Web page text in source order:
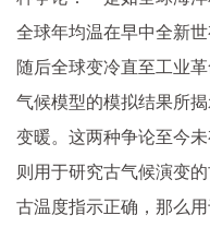
全球年均温在早中全新世
随后全球变冷直至工业
气候模型的模拟结果所
变暖。这两种争论至今
则用于研究古气候演变
古温度指示正确，那么